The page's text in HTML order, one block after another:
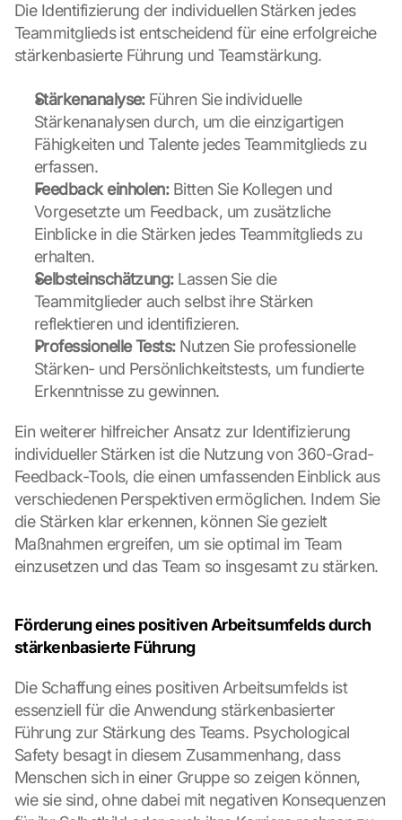
Die Identifizierung der individuellen Stärken jedes
Teammitglieds ist entscheidend für eine erfolgreiche
stärkenbasierte Führung und Teamstärkung.
Stärkenanalyse: Führen Sie individuelle
Stärkenanalysen durch, um die einzigartigen
Fähigkeiten und Talente jedes Teammitglieds zu
erfassen.
Feedback einholen: Bitten Sie Kollegen und
Vorgesetzte um Feedback, um zusätzliche
Einblicke in die Stärken jedes Teammitglieds zu
erhalten.
Selbsteinschätzung: Lassen Sie die
Teammitglieder auch selbst ihre Stärken
reflektieren und identifizieren.
Professionelle Tests: Nutzen Sie professionelle
Stärken- und Persönlichkeitstests, um fundierte
Erkenntnisse zu gewinnen.
Ein weiterer hilfreicher Ansatz zur Identifizierung
individueller Stärken ist die Nutzung von 360-Grad-
Feedback-Tools, die einen umfassenden Einblick aus
verschiedenen Perspektiven ermöglichen. Indem Sie
die Stärken klar erkennen, können Sie gezielt
Maßnahmen ergreifen, um sie optimal im Team
einzusetzen und das Team so insgesamt zu stärken.
Förderung eines positiven Arbeitsumfelds durch
stärkenbasierte Führung
Die Schaffung eines positiven Arbeitsumfelds ist
essenziell für die Anwendung stärkenbasierter
Führung zur Stärkung des Teams. Psychological
Safety besagt in diesem Zusammenhang, dass
Menschen sich in einer Gruppe so zeigen können,
wie sie sind, ohne dabei mit negativen Konsequenzen